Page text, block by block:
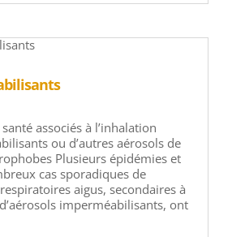
associés à l’inhalation
ou d’autres aérosols de
Plusieurs épidémies et
cas sporadiques de
aigus, secondaires à
imperméabilisants, ont